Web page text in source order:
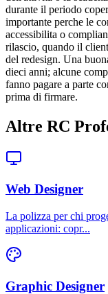
durante il periodo
importante perche le
accessibilita o
rilascio, quando il
del redesign. Una
dieci anni; alcune
fanno pagare a parte
prima di firmare.
Altre RC
Web Designer
La polizza per chi
applicazioni: copr...
Graphic Designer